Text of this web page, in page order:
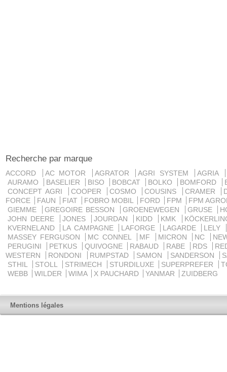
Recherche par marque
ACCORD AC MOTOR AGRATOR AGRI SYSTEM
AGRIA
AURAMO
BASELIER BISO BOBCAT BOLKO BOMFORD
CONCEPT AGRI
COOPER COSMO COUSINS CRAMER
FORCE
FAUN FIAT FOBRO MOBIL FORD FPM
FPM
GIEMME
GREGOIRE BESSON GROENEWEGEN GRUSE
JOHN DEERE
JONES JOURDAN KIDD KMK
KVERNELAND
LA CAMPAGNE LAFORGE LAGARDE
LELY
MASSEY FERGUSON
MC CONNEL MF MICRON NC
PERUGINI
PETKUS QUIVOGNE RABAUD RABE RDS
WESTERN
RONDONI RUMPSTAD SAMON SANDERSON
STHIL
STOLL STRIMECH STURDILUXE SUPERPREFER
WEBB
WILDER WIMA X PAUCHARD YANMAR ZUIDBERG
Mentions légales